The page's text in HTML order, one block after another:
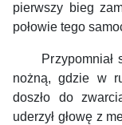
pierwszy bieg
połowie tego
Przypomniał
nożną, gdzie w
doszło do
uderzył głowę z